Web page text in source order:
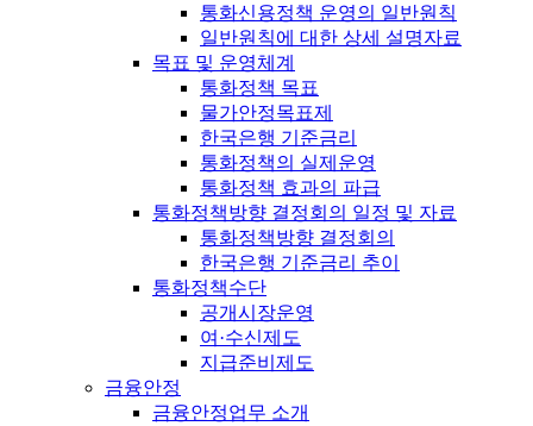
통화신용정책 운영의 일반원칙
일반원칙에 대한 상세 설명자료
목표 및 운영체계
통화정책 목표
물가안정목표제
한국은행 기준금리
통화정책의 실제운영
통화정책 효과의 파급
통화정책방향 결정회의 일정 및 자료
통화정책방향 결정회의
한국은행 기준금리 추이
통화정책수단
공개시장운영
여·수신제도
지급준비제도
금융안정
금융안정업무 소개